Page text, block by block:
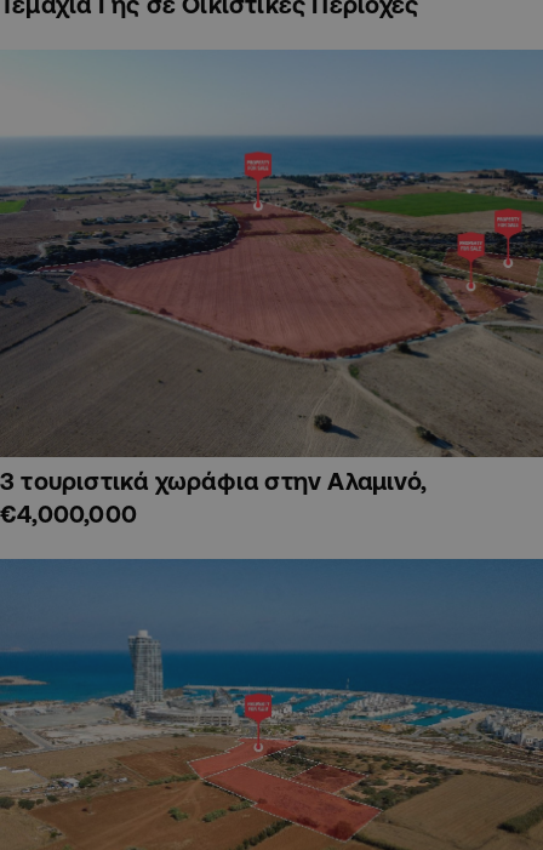
3 τουριστικά χωράφια στην Αλαμινό,
€4,000,000